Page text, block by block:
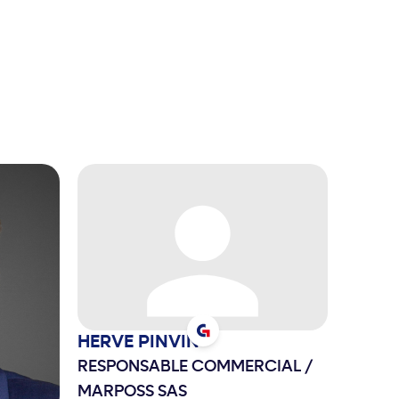
HERVE PINVIN
RESPONSABLE COMMERCIAL /
MARPOSS SAS